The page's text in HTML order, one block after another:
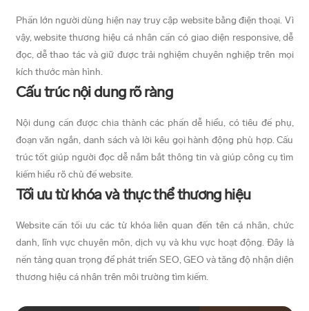
Phần lớn người dùng hiện nay truy cập website bằng điện thoại. Vì
vậy, website thương hiệu cá nhân cần có giao diện responsive, dễ
đọc, dễ thao tác và giữ được trải nghiệm chuyên nghiệp trên mọi
kích thước màn hình.
Cấu trúc nội dung rõ ràng
Nội dung cần được chia thành các phần dễ hiểu, có tiêu đề phụ,
đoạn văn ngắn, danh sách và lời kêu gọi hành động phù hợp. Cấu
trúc tốt giúp người đọc dễ nắm bắt thông tin và giúp công cụ tìm
kiếm hiểu rõ chủ đề website.
Tối ưu từ khóa và thực thể thương hiệu
Website cần tối ưu các từ khóa liên quan đến tên cá nhân, chức
danh, lĩnh vực chuyên môn, dịch vụ và khu vực hoạt động. Đây là
nền tảng quan trọng để phát triển SEO, GEO và tăng độ nhận diện
thương hiệu cá nhân trên môi trường tìm kiếm.